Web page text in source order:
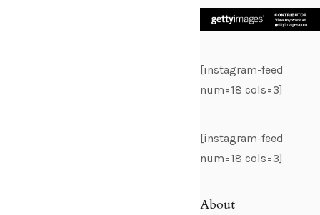
[instagram-feed
num=18 cols=3]
[instagram-feed
num=18 cols=3]
About